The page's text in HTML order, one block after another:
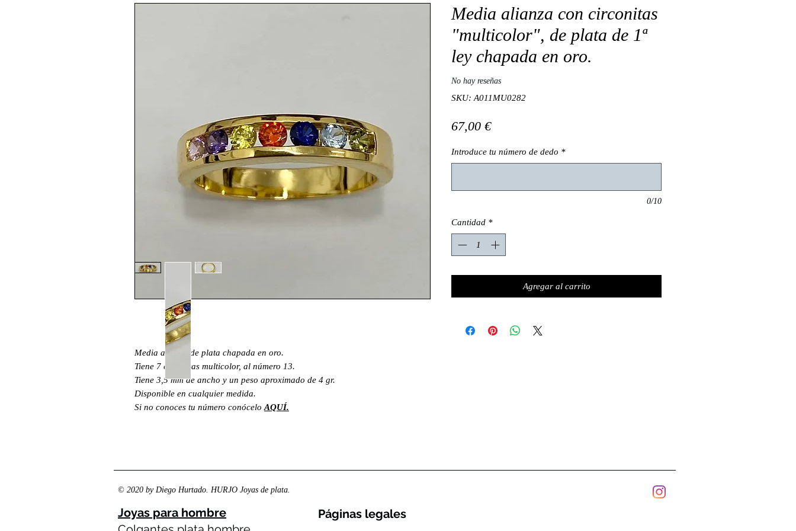
Media alianza de plata chapada en oro.
Tiene 7 circonitas multicolor, al número 13.
Tiene 3,5 mm de ancho y un peso aproximado de 4 gr.
Disponible en cualquier medida.
Si no conoces tu número conócelo AQUÍ.
Media alianza con circonitas
"multicolor", de plata de 1ª
ley chapada en oro.
No hay reseñas
SKU: A011MU0282
67,00 €Precio
Introduce tu número de dedo *
0/10
Cantidad *
Agregar al carrito
© 2020 by Diego Hurtado. HURJO Joyas de plata.
Joyas para hombre
Páginas legales​